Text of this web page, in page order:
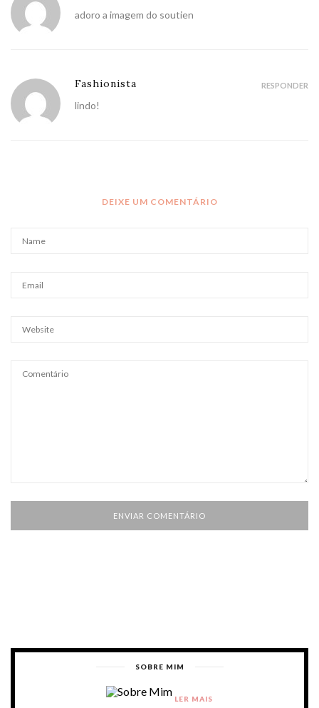
adoro a imagem do soutien
Fashionista
lindo!
RESPONDER
DEIXE UM COMENTÁRIO
SOBRE MIM
LER MAIS